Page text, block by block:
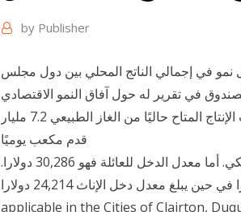
by Publisher
في إجمالي الناتج المحلي بين دول مجلس
العربية في العام القادم 2019 ، وأفاد الصندوق في تقرير له حول آفاق النمو الاقتصادي
لمنطقة الشرق الأوسط أنه من «البترول»: متوسط معدلات الإنتاج المتاح حاليًا من الغاز الطبيعي 7.2 مليار
قدم مكعب يوميًا
معدل الدخل للبيت في كليفلاند يعادل 25,928 دولار أمريكي. أما معدل الدخل للعائلة فهو 30,286 دولارا.
معدل دخل الذكور يبلغ 30,610 دولارا في حين يبلغ معدل دخل الإناث 24,214 دولارا. Land Millage only
applicable in the Cities of Clairton,